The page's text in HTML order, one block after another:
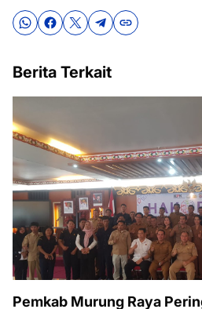
Berita Terkait
Pemkab Murung Raya